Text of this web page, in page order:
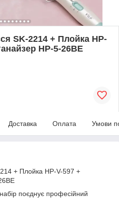
SK-2214 + Плойка HP-
HP-5-26BE
Доставка Оплата Умови
+ Плойка HP-V-597 +
поєднує професійний